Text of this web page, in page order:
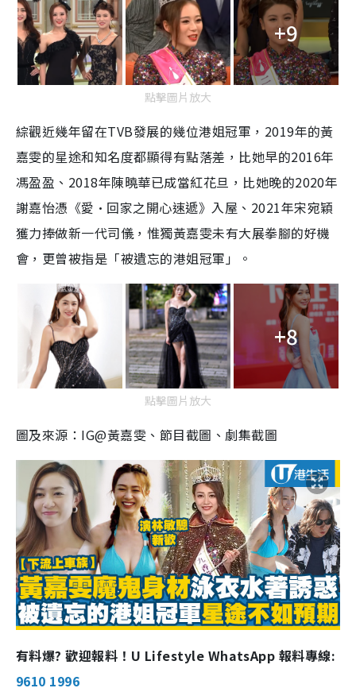
+9
點擊圖片放大
綜觀近幾年留在TVB發展的幾位港姐冠軍，2019年的黃
嘉雯的星途和知名度都顯得有點落差，比她早的2016年
馮盈盈、2018年陳曉華已成當紅花旦，比她晚的2020年
謝嘉怡憑《愛·回家之開心速遞》入屋、2021年宋宛穎
獲力捧做新一代司儀，惟獨黃嘉雯未有大展拳腳的好機
會，更曾被指是「被遺忘的港姐冠軍」。
+8
點擊圖片放大
圖及來源：IG@黃嘉雯、節目截圖、劇集截圖
有料爆? 歡迎報料！U Lifestyle WhatsApp 報料專線:
9610 1996